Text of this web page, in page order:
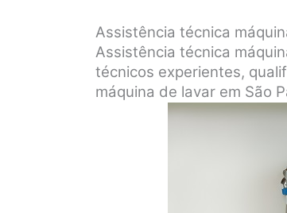
Assistência técnica
Assistência técnica
técnicos experientes,
máquina de lavar em São